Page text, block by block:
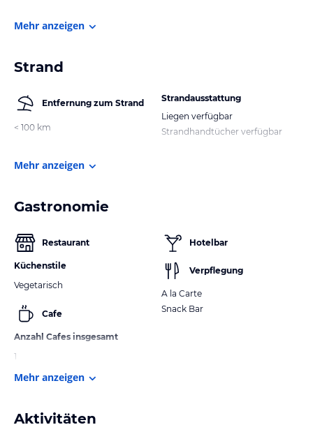
Mehr anzeigen
Strand
Entfernung zum Strand
< 100 km
Strandausstattung
Liegen verfügbar
Strandhandtücher verfügbar
Mehr anzeigen
Gastronomie
Restaurant
Küchenstile
Vegetarisch
Cafe
Anzahl Cafes insgesamt
1
Hotelbar
Verpflegung
A la Carte
Snack Bar
Mehr anzeigen
Aktivitäten